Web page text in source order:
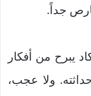
جداً.
يبرح من أفكار
ولا عجب،